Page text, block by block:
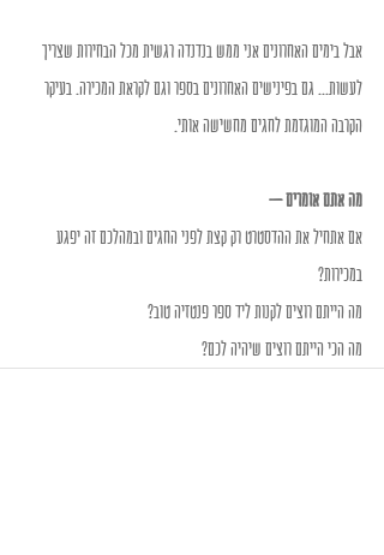
אבל בימים האחרונים אני ממש בנדנדה רגשית מכל הבחירות שצריך
לעשות... גם בפינישים האחרונים בספר וגם לקראת המכירה. בעיקר
הקרבה המוגזמת לחגים מחשישה אותי.
מה אתם אומרים –
אם אתחיל את ההדסטרט רק קצת לפני החגים ובמהלכם זה יפגע
במכירות?
מה הייתם רוצים לקנות ליד ספר פנטזיה טוב?
מה הכי הייתם רוצים שיהיה לכם?